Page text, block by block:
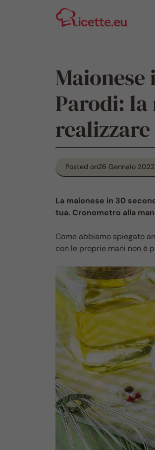
Maionese
Parodi:
realizzare
Posted on26 Gennaio 2022
La maionese in 30
tua. Cronometro alla
Come abbiamo spiegato
con le proprie mani non è